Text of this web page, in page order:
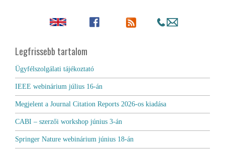
Legfrissebb tartalom
Ügyfélszolgálati tájékoztató
IEEE webinárium július 16-án
Megjelent a Journal Citation Reports 2026-os kiadása
CABI – szerzői workshop június 3-án
Springer Nature webinárium június 18-án